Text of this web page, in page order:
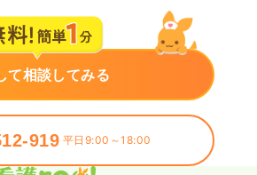
て相談してみる
919 平日9:00～18:00